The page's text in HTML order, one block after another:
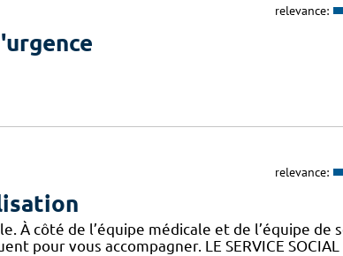
relevance:
relevance:
À côté de l’équipe médicale et de l’équipe de
pour vous accompagner. LE SERVICE SOCIAL